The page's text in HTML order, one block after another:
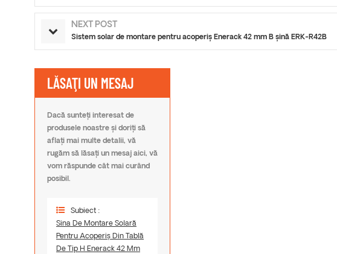
NEXT POST
Sistem solar de montare pentru acoperiș Enerack 42 mm B șină ERK-R42B
LĂSAŢI UN MESAJ
Dacă sunteți interesat de
produsele noastre și doriți să
aflați mai multe detalii, vă
rugăm să lăsați un mesaj aici, vă
vom răspunde cât mai curând
posibil.
Subiect :
Sina De Montare Solară
Pentru Acoperiș Din Tablă
De Tip H Enerack 42 Mm